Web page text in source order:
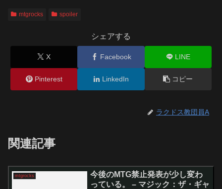
mtgrocks spoiler
シェアする
X Facebook LINE
Pinterest LinkedIn コピー
ラクドス教団員A
関連記事
mtgrocks
今後のMTG禁止発表が少し変わ
っている。 – マジック：ザ・ギャ